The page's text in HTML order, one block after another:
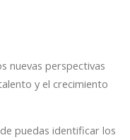
nuevas perspectivas
y el crecimiento
puedas identificar los